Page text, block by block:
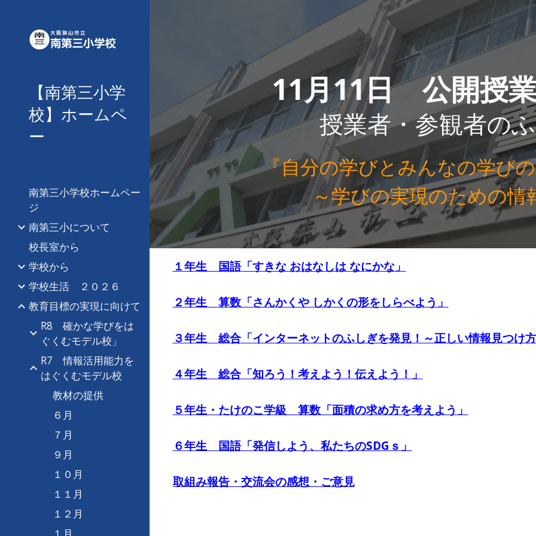
Skip to main content Skip to
【南第三小学
校】ホームペ
ー
南第三小学校ホームペー
ジ
南第三小について
校長室から
学校から
学校生活 ２０２６
教育目標の実現に向けて
R8 確かな学びをは
ぐくむモデル校」
R7 情報活用能力を
はぐくむモデル校
教材の提供
６月
７月
９月
１０月
１１月
１２月
１月
11月11日 公開授
授業者・参観者の
『自分の学びとみんなの学び
～学びの実現のための情
１年生 国語「すきな おはなしは なにかな」
２年生 算数「さんかくや しかくの形をしらべよう」
３年生 総合「インターネットのふしぎを発見！～正しい情報見つけ
４年生 総合「知ろう！考えよう！伝えよう！ 」
５年生・たけのこ学級 算数「面積の求め方を考えよう 」
６年生 国語「発信しよう、私たちのSDGｓ 」
取組み報告・交流会の感想・ご意見